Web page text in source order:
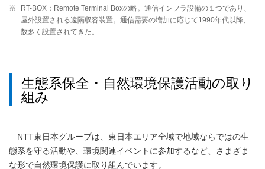
※
RT-BOX：Remote Terminal Boxの略。通信インフラ設備の１つであり、
屋外設置される遠隔収容装置。通信需要の増加に応じて1990年代以降、
数多く設置されてきた。
生態系保全・自然環境保護活動の取り
組み
NTT東日本グループは、東日本エリア全域で地域ならではの生
態系を守る活動や、環境関連イベントに参加するなど、さまざま
な形で自然環境保護に取り組んでいます。